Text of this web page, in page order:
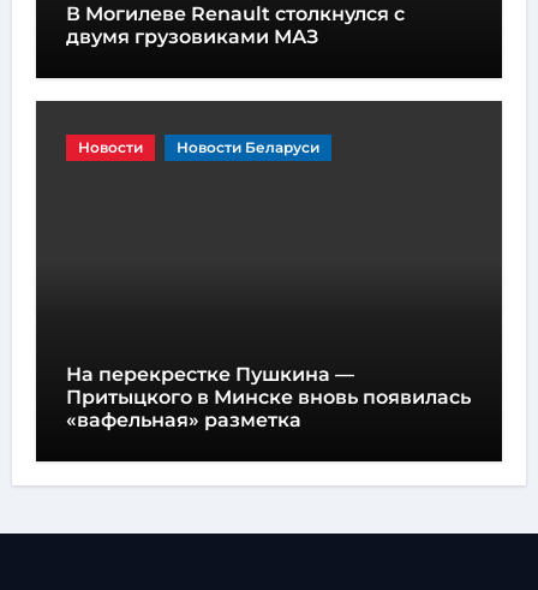
В Могилеве Renault столкнулся с
двумя грузовиками МАЗ
Новости Новости Беларуси
На перекрестке Пушкина —
Притыцкого в Минске вновь появилась
«вафельная» разметка